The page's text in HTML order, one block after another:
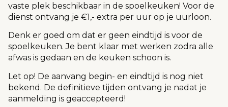
vaste plek beschikbaar in de spoelkeuken! Voor de
dienst ontvang je €1,- extra per uur op je uurloon.
Denk er goed om dat er geen eindtijd is voor de
spoelkeuken. Je bent klaar met werken zodra alle
afwas is gedaan en de keuken schoon is.
Let op! De aanvang begin- en eindtijd is nog niet
bekend. De definitieve tijden ontvang je nadat je
aanmelding is geaccepteerd!